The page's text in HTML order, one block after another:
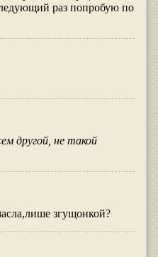
раз попробую по
другой, не такой
згущонкой?